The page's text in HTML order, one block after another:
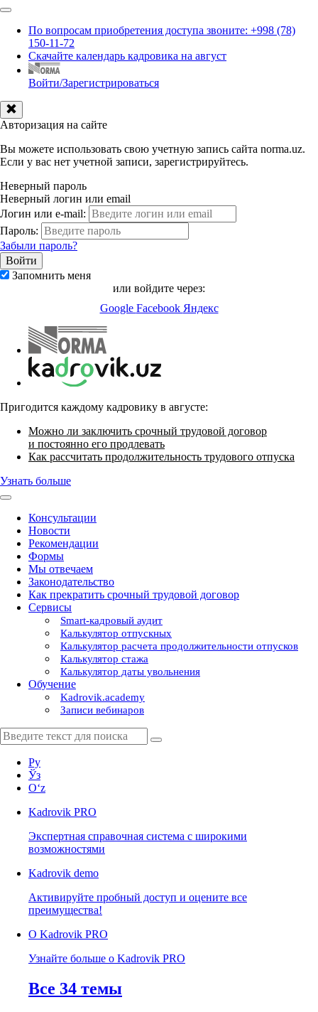
По вопросам приобретения доступа звоните: +998 (78)
150-11-72
Скачайте календарь кадровика на август
Войти/Зарегистрироваться
Авторизация на сайте
Вы можете использовать свою учетную запись сайта norma.uz.
Если у вас нет учетной записи, зарегистрируйтесь.
Неверный пароль
Неверный логин или email
Логин или e-mail:
Пароль:
Забыли пароль?
Запомнить меня
или войдите через:
Google Facebook Яндекс
Пригодится каждому кадровику в августе:
Можно ли заключить срочный трудовой договор
и постоянно его продлевать
Как рассчитать продолжительность трудового отпуска
Узнать больше
Консультации
Новости
Рекомендации
Формы
Мы отвечаем
Законодательство
Как прекратить срочный трудовой договор
Сервисы
Smart-кадровый аудит
Калькулятор отпускных
Калькулятор расчета продолжительности отпусков
Калькулятор стажа
Калькулятор даты увольнения
Обучение
Kadrovik.academy
Записи вебинаров
Ру
Ўз
Oʻz
Kadrovik PRO
Экспертная справочная система с широкими
возможностями
Kadrovik demo
Активируйте пробный доступ и оцените все
преимущества!
О Kadrovik PRO
Узнайте больше о Kadrovik PRO
Все 34 темы